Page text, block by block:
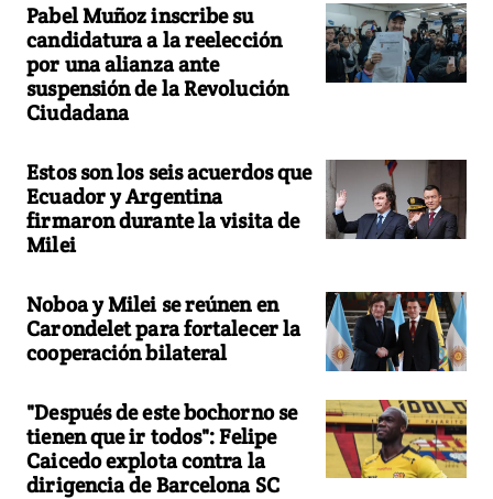
Pabel Muñoz inscribe su
candidatura a la reelección
por una alianza ante
suspensión de la Revolución
Ciudadana
Estos son los seis acuerdos que
Ecuador y Argentina
firmaron durante la visita de
Milei
Noboa y Milei se reúnen en
Carondelet para fortalecer la
cooperación bilateral
"Después de este bochorno se
tienen que ir todos": Felipe
Caicedo explota contra la
dirigencia de Barcelona SC